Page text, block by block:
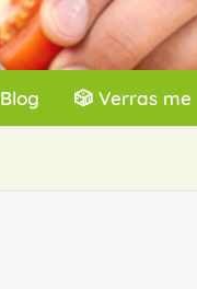
Blog 🎲 Verras me